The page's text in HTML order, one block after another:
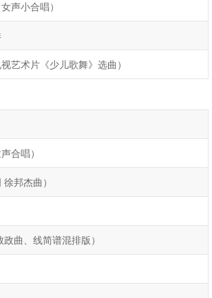
声小合唱）
艺术片《少儿歌舞》选曲）
合唱）
邦杰曲）
曲、线简谱混排版）